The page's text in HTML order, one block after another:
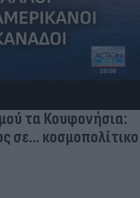
τα Κουφονήσια:
σε... κοσμοπολίτικο